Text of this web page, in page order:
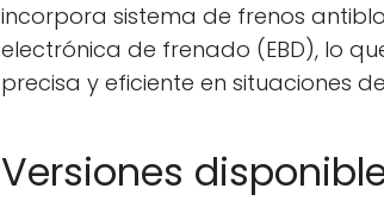
incorpora sistema de frenos
electrónica de frenado (EBD), lo
precisa y eficiente en situaciones
Versiones